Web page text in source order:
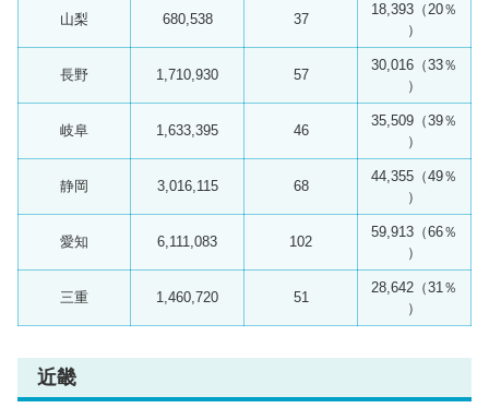
山梨 680,538 37
18,393（20％
）
長野 1,710,930 57
30,016（33％
）
岐阜 1,633,395 46
35,509（39％
）
静岡 3,016,115 68
44,355（49％
）
愛知 6,111,083 102
59,913（66％
）
三重 1,460,720 51
28,642（31％
）
近畿